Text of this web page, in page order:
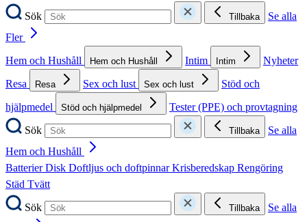
Sök
Tillbaka
Se alla
Fler
Hem och Hushåll
Hem och Hushåll Intim Intim
Nyheter
Resa
Resa Sex och lust Sex och lust
Stöd och
hjälpmedel
Stöd och hjälpmedel
Tester (PPE) och provtagning
Sök
Tillbaka
Se alla
Hem och Hushåll
BatterierDisk Doftljus och doftpinnarKrisberedskap Rengöring
Städ Tvätt
Sök
Tillbaka
Se alla